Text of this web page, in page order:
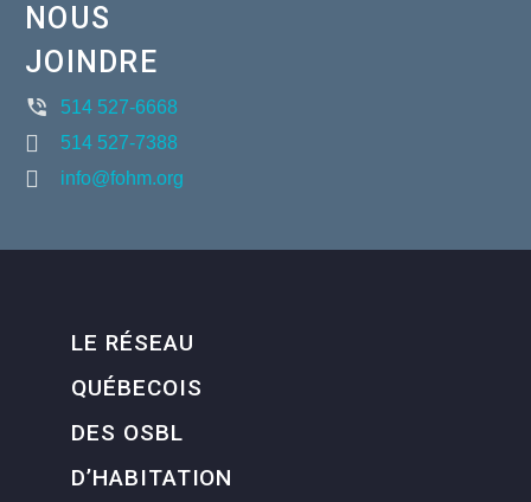
NOUS
JOINDRE
514 527-6668
514 527-7388
info@fohm.org
LE RÉSEAU
QUÉBECOIS
DES OSBL
D’HABITATION